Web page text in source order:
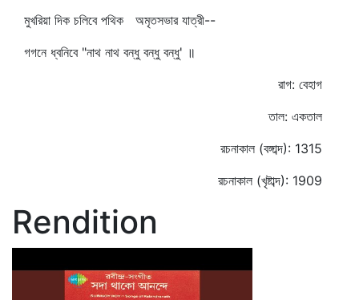
মুখরিয়া দিক চলিবে পথিক অমৃতসভার যাত্রী--
গগনে ধ্বনিবে "নাথ নাথ বন্ধু বন্ধু বন্ধু' ॥
রাগ: বেহাগ
তাল: একতাল
রচনাকাল (বঙ্গাব্দ): 1315
রচনাকাল (খৃষ্টাব্দ): 1909
Rendition